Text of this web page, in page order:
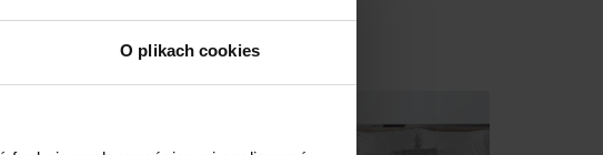
O plikach cookies